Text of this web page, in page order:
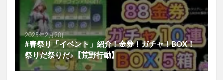
2025年2月20日
#春祭り「イベント」紹介！金券！ガチャ！BOX！
祭りだ祭りだ♪【荒野行動】